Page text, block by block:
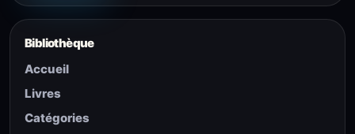
Bibliothèque
Accueil
Livres
Catégories